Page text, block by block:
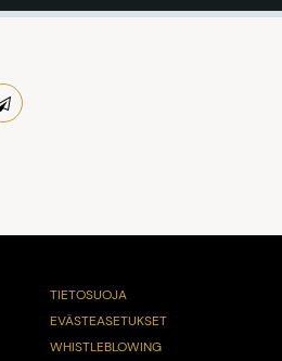
TIETOSUOJA
EVÄSTEASETUKSET
WHISTLEBLOWING